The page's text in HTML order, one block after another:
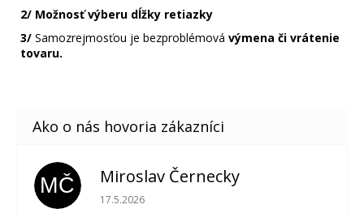
2/ Možnosť výberu dĺžky retiazky
3/ Samozrejmosťou je bezproblémová výmena či vrátenie
tovaru.
MČ Miroslav Černecky
Hodnotenie obchodu je 5 z 5 hviezdičiek.
17.5.2026